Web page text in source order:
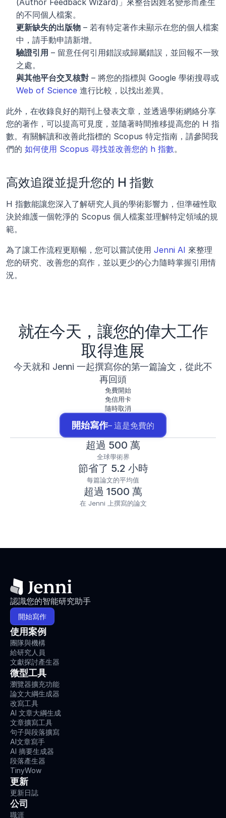
(Author Feedback Wizard)」來整合因姓名變形而產生
的不同個人檔案。
更新缺失的出版物 – 若有特定著作未顯示在您的個人檔案
中，請手動申請新增。
驗證引用 – 留意任何引用錯誤或歸屬錯誤，並回報不一致
之處。
與其他平台交叉核對
Web of Science 進行比較，以找出差異。
此外，在收錄良好的期刊上發表文章，並透過學術網絡分享
您的著作，可以提高可見度，並隨著時間推移提高您的 H 指
數。有關解讀和改善此指標的 Scopus 特定指南，請參閱我
們的 如何使用 Scopus 尋找並改善您的 h 指數。
高效追蹤並提升您的 H 指數
H 指數能讓您深入了解研究人員的學術影響力，但準確性取
決於維護一個乾淨的 Scopus 個人檔案並理解特定領域的規
範。
為了讓工作流程更順暢，您可以嘗試使用 Jenni AI 來整理
您的研究、改善您的寫作，並以更少的心力隨時掌握引用情
況。
就在今天，讓您的偉大工作
取得進展
今天就和 Jenni 一起撰寫你的第一篇論文，從此不
再回頭
免費開始
免信用卡
隨時取消
開始寫作– 這是免費的
超過 500 萬
全球學術界
節省了 5.2 小時
每篇論文的平均值
超過 1500 萬
在 Jenni 上撰寫的論文
認識您的智能研究助手
開始寫作
使用案例
團隊與機構
給研究人員
文獻探討產生器
微型工具
瀏覽器擴充功能
論文大綱生成器
改寫工具
AI 文章大綱生成
文章擴寫工具
句子與段落擴寫
AI文章寫手
AI 摘要生成器
段落產生器
TinyWow
更新
更新日誌
公司
職涯